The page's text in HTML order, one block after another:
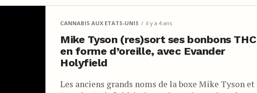
CANNABIS AUX ETATS-UNIS il y a 4 ans
Mike Tyson (res)sort ses bonbons THC
en forme d’oreille, avec Evander
Holyfield
Les anciens grands noms de la boxe Mike Tyson et